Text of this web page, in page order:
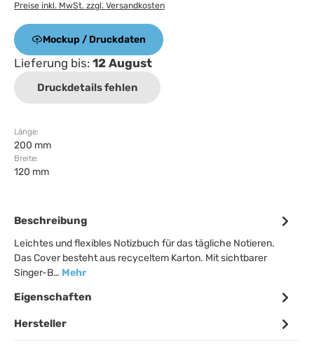
Preise inkl. MwSt. zzgl. Versandkosten
Mockup / Druckdaten
Lieferung bis: 12 August
Druckdetails fehlen
Länge:
200 mm
Breite:
120 mm
Beschreibung
Leichtes und flexibles Notizbuch für das tägliche Notieren.
Das Cover besteht aus recyceltem Karton. Mit sichtbarer
Singer-B… Mehr
Eigenschaften
Hersteller